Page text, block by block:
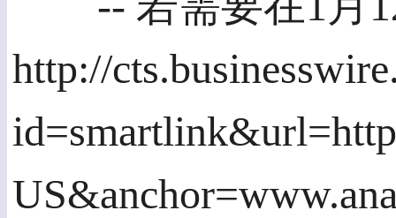
http://